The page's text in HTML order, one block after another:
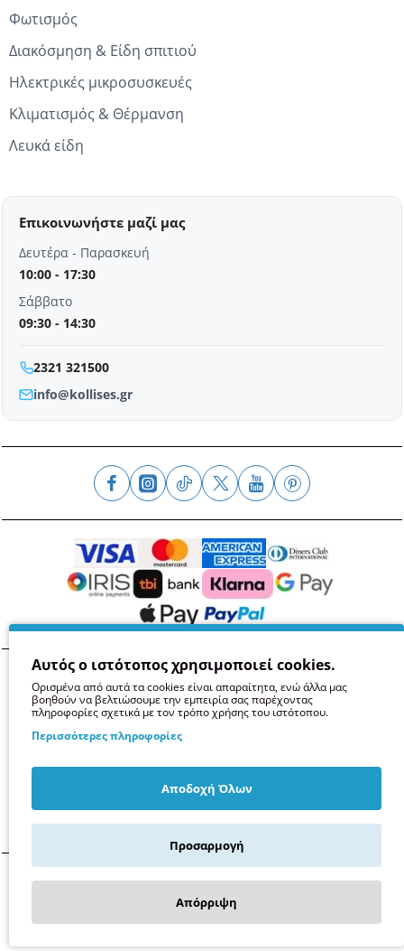
Φωτισμός
Διακόσμηση & Είδη σπιτιού
Ηλεκτρικές μικροσυσκευές
Κλιματισμός & Θέρμανση
Λευκά είδη
Επικοινωνήστε μαζί μας
Δευτέρα - Παρασκευή
10:00 - 17:30
Σάββατο
09:30 - 14:30
2321 321500
info@kollises.gr
ΌροιΑπόρρητοΑσφάλειαGDPR Cookies
© 2014 -2026Kollises.gr -
Σέρρες, Ελλάδα
Α.Φ.Μ. 999218818
Αυτός ο ιστότοπος χρησιμοποιεί cookies.
Ορισμένα από αυτά τα cookies είναι απαραίτητα, ενώ άλλα μας
βοηθούν να βελτιώσουμε την εμπειρία σας παρέχοντας
πληροφορίες σχετικά με τον τρόπο χρήσης του ιστότοπου.
Περισσότερες πληροφορίες
Αποδοχή Όλων
Προσαρμογή
Απόρριψη